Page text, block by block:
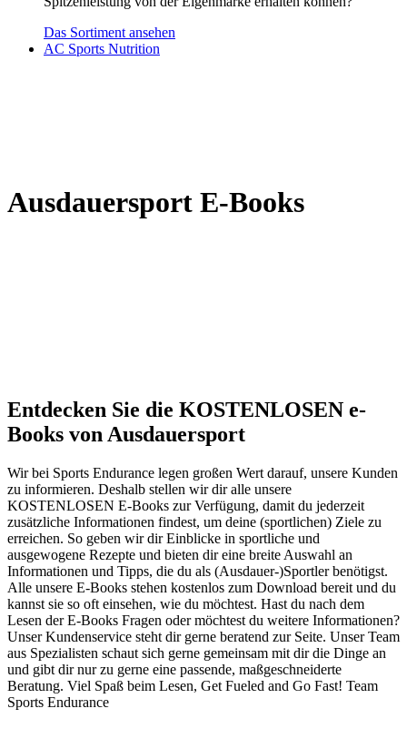
Das Sortiment ansehen
AC Sports Nutrition
Ausdauersport E-Books
Entdecken Sie die KOSTENLOSEN e-
Books von Ausdauersport
Wir bei Sports Endurance legen großen Wert darauf, unsere Kunden
zu informieren. Deshalb stellen wir dir alle unsere
KOSTENLOSEN E-Books zur Verfügung, damit du jederzeit
zusätzliche Informationen findest, um deine (sportlichen) Ziele zu
erreichen. So geben wir dir Einblicke in sportliche und
ausgewogene Rezepte und bieten dir eine breite Auswahl an
Informationen und Tipps, die du als (Ausdauer-)Sportler benötigst.
Alle unsere E-Books stehen kostenlos zum Download bereit und du
kannst sie so oft einsehen, wie du möchtest. Hast du nach dem
Lesen der E-Books Fragen oder möchtest du weitere Informationen?
Unser Kundenservice steht dir gerne beratend zur Seite. Unser Team
aus Spezialisten schaut sich gerne gemeinsam mit dir die Dinge an
und gibt dir nur zu gerne eine passende, maßgeschneiderte
Beratung. Viel Spaß beim Lesen, Get Fueled and Go Fast! Team
Sports Endurance